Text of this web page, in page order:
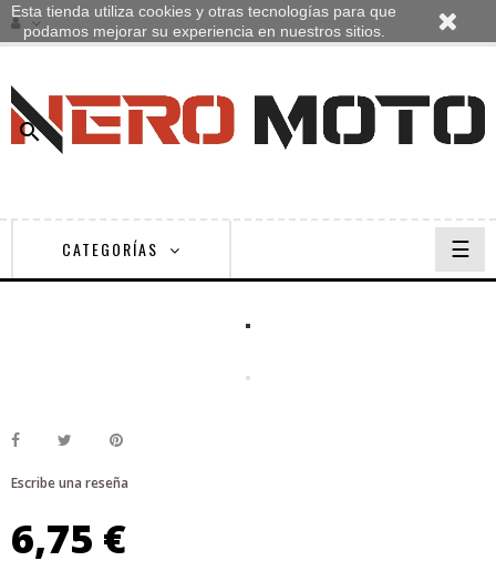

CATEGORÍAS
de
☰
Escribe una reseña
6,75 €
Esta tienda utiliza cookies y otras tecnologías para que
podamos mejorar su experiencia en nuestros sitios.